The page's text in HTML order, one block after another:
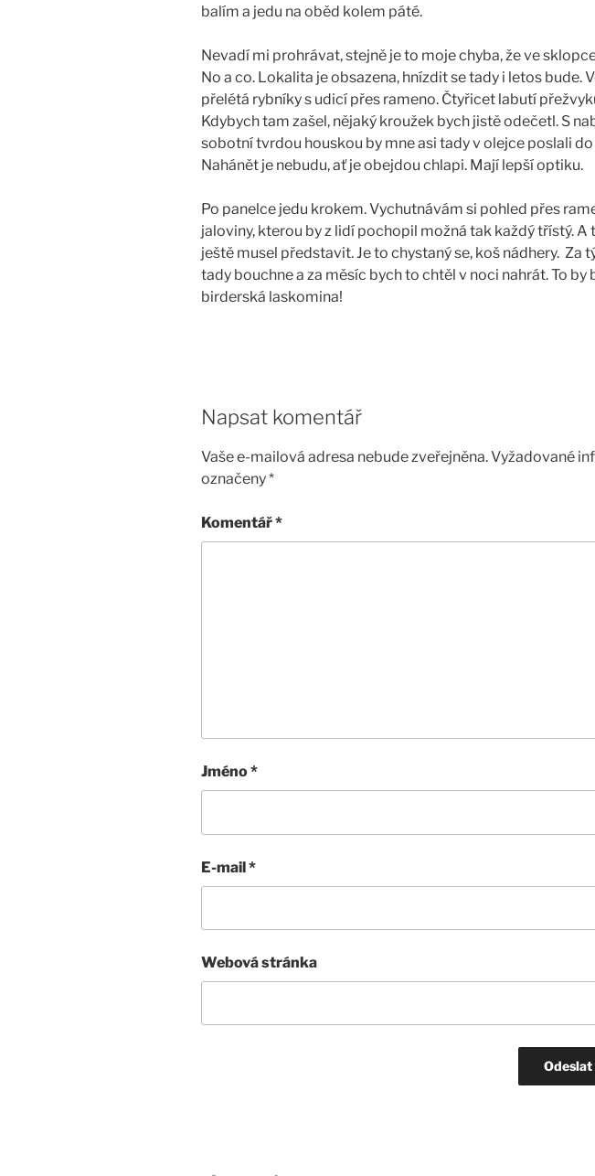
balím a jedu na oběd kolem páté.
Nevadí mi prohrávat, stejně je to moje chyba, že ve
No a co. Lokalita je obsazena, hnízdit se tady i letos bude.
přelétá rybníky s udicí přes rameno. Čtyřicet labutí
Kdybych tam zašel, nějaký kroužek bych jistě odečetl. S
sobotní tvrdou houskou by mne asi tady v olejce poslali do
Nahánět je nebudu, ať je obejdou chlapi. Mají lepší optiku.
Po panelce jedu krokem. Vychutnávám si pohled přes
jaloviny, kterou by z lidí pochopil možná tak každý třístý. A
ještě musel představit. Je to chystaný se, koš nádhery. Za
tady bouchne a za měsíc bych to chtěl v noci nahrát. To by
birderská laskomina!
Napsat komentář
Vaše e-mailová adresa nebude zveřejněna.Vyžadované
označeny*
Komentář*
Jméno*
E-mail*
Webová stránka